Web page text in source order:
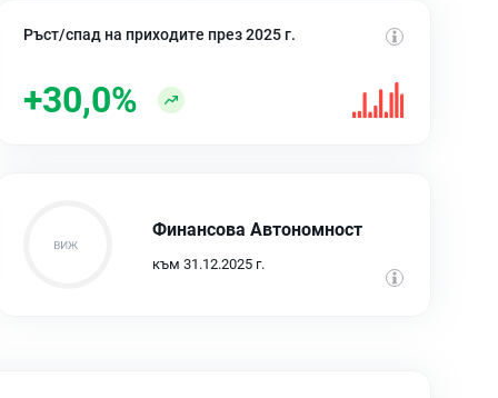
Ръст/спад на приходите през 2025 г.
+30,0%
Финансова Автономност
към 31.12.2025 г.